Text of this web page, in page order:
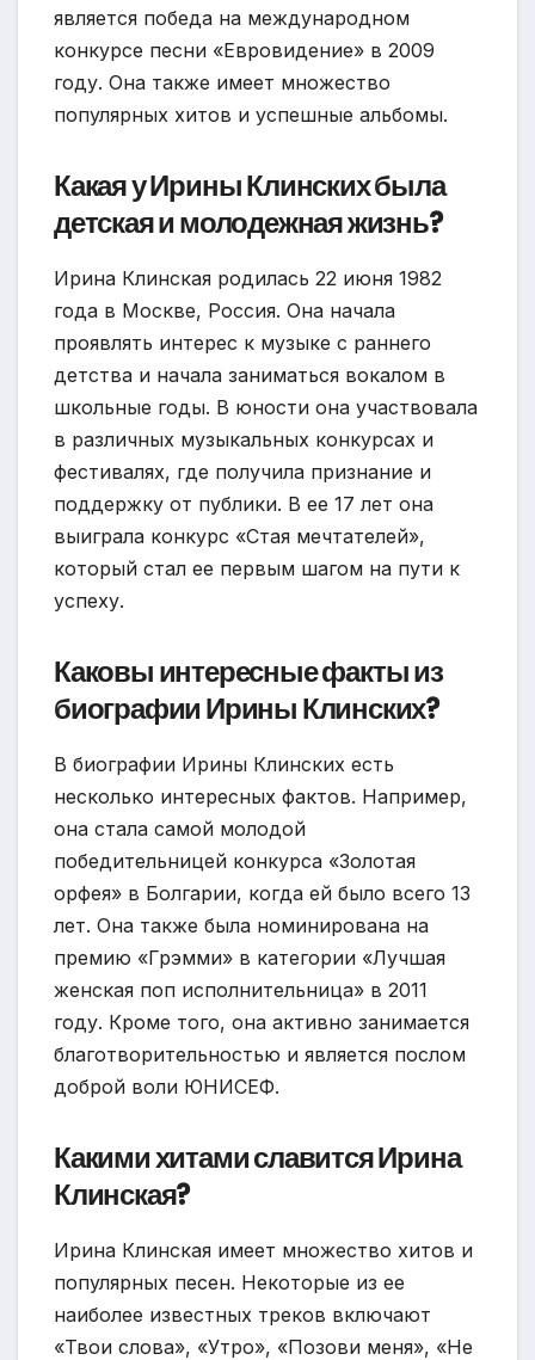
является победа на международном
конкурсе песни «Евровидение» в 2009
году. Она также имеет множество
популярных хитов и успешные альбомы.
Какая у Ирины Клинских была
детская и молодежная жизнь?
Ирина Клинская родилась 22 июня 1982
года в Москве, Россия. Она начала
проявлять интерес к музыке с раннего
детства и начала заниматься вокалом в
школьные годы. В юности она участвовала
в различных музыкальных конкурсах и
фестивалях, где получила признание и
поддержку от публики. В ее 17 лет она
выиграла конкурс «Стая мечтателей»,
который стал ее первым шагом на пути к
успеху.
Каковы интересные факты из
биографии Ирины Клинских?
В биографии Ирины Клинских есть
несколько интересных фактов. Например,
она стала самой молодой
победительницей конкурса «Золотая
орфея» в Болгарии, когда ей было всего 13
лет. Она также была номинирована на
премию «Грэмми» в категории «Лучшая
женская поп исполнительница» в 2011
году. Кроме того, она активно занимается
благотворительностью и является послом
доброй воли ЮНИСЕФ.
Какими хитами славится Ирина
Клинская?
Ирина Клинская имеет множество хитов и
популярных песен. Некоторые из ее
наиболее известных треков включают
«Твои слова», «Утро», «Позови меня», «Не